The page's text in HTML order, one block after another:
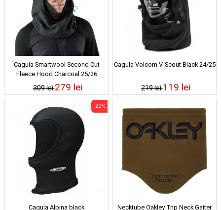
Cagula Smartwool Second Cut
Fleece Hood Charcoal 25/26
309 lei279 lei
Cagula Volcom V-Scout Black 24/25
219 lei119 lei
Cagula Alpina black
-20%
Necktube Oakley Tnp Neck Gaiter